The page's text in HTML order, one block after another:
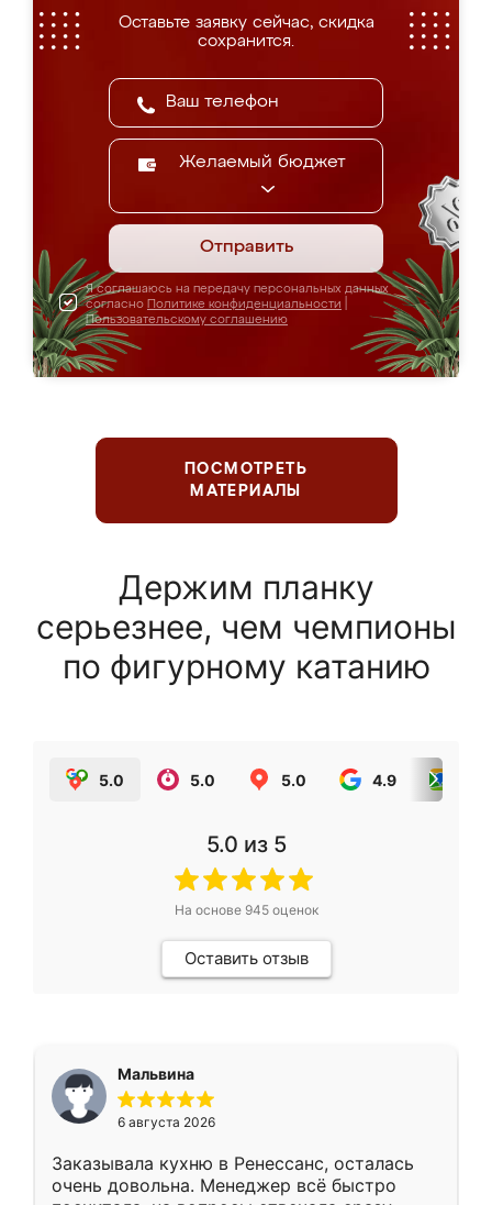
Оставьте заявку сейчас, скидка
сохранится.
Желаемый бюджет
Отправить
Я соглашаюсь на передачу персональных данных
согласно Политике конфиденциальности
Пользовательскому соглашению
ПОСМОТРЕТЬ
МАТЕРИАЛЫ
Держим планку
серьезнее, чем чемпионы
по фигурному катанию
5.0 5.0 5.0 4.9
5.0 из 5
На основе 945оценок
Оставить отзыв
Мальвина
6 августа 2026
Заказывала кухню в Ренессанс, осталась
очень довольна. Менеджер всё быстро